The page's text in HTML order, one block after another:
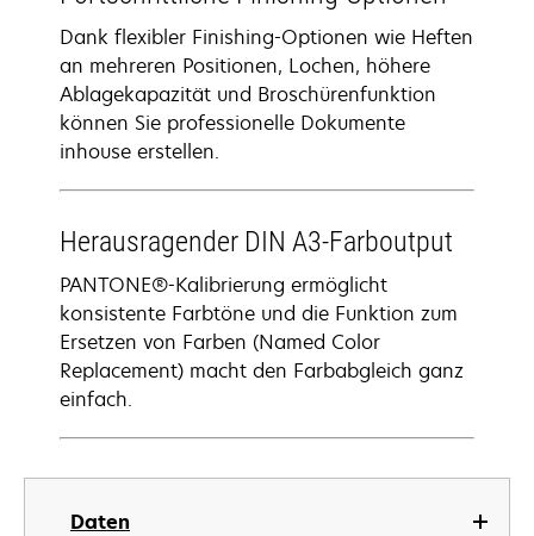
Daten
Dank flexibler Finishing-Optionen wie Heften
an mehreren Positionen, Lochen, höhere
Ablagekapazität und Broschürenfunktion
können Sie professionelle Dokumente
inhouse erstellen.
Herausragender DIN A3-Farboutput
PANTONE®-Kalibrierung ermöglicht
konsistente Farbtöne und die Funktion zum
Ersetzen von Farben (Named Color
Replacement) macht den Farbabgleich ganz
einfach.